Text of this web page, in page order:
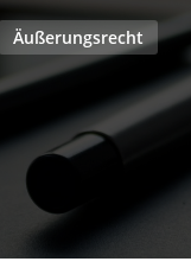
Äußerungsrecht